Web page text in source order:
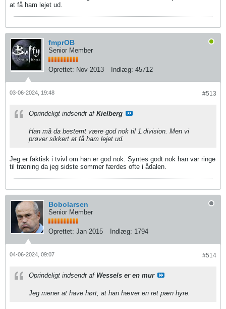
at få ham lejet ud.
fmprOB
Senior Member
Oprettet: Nov 2013 Indlæg: 45712
#513
03-06-2024, 19:48
Oprindeligt indsendt af Kielberg
Han må da bestemt være god nok til 1.division. Men vi
prøver sikkert at få ham lejet ud.
Jeg er faktisk i tvivl om han er god nok. Syntes godt nok han var ringe
til træning da jeg sidste sommer færdes ofte i ådalen.
Bobolarsen
Senior Member
Oprettet: Jan 2015 Indlæg: 1794
#514
04-06-2024, 09:07
Oprindeligt indsendt af Wessels er en mur
Jeg mener at have hørt, at han hæver en ret pæn hyre.